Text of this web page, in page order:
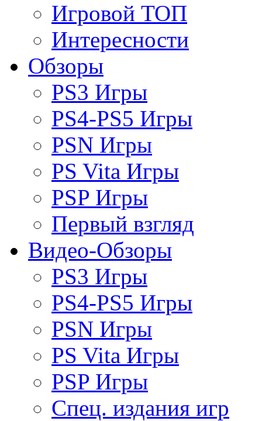
Игровой ТОП
Интересности
Обзоры
PS3 Игры
PS4-PS5 Игры
PSN Игры
PS Vita Игры
PSP Игры
Первый взгляд
Видео-Обзоры
PS3 Игры
PS4-PS5 Игры
PSN Игры
PS Vita Игры
PSP Игры
Спец. издания игр